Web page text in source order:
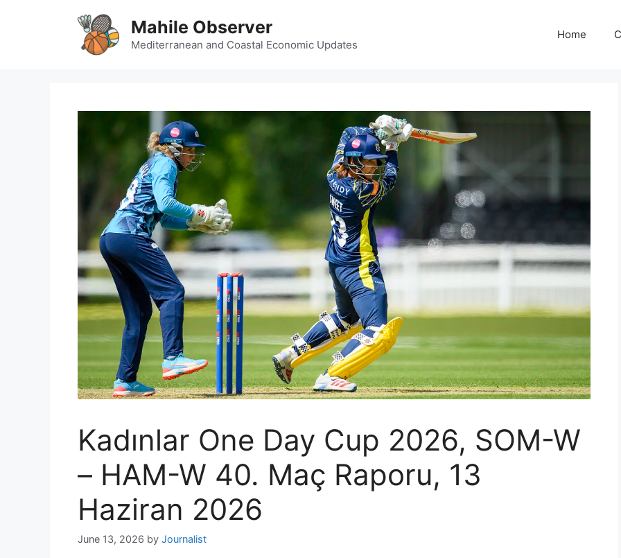
Mahile Observer
Mediterranean and Coastal Economic Updates
Home
Kadınlar One Day Cup 2026, SOM-W
– HAM-W 40. Maç Raporu, 13
Haziran 2026
June 13, 2026 by Journalist